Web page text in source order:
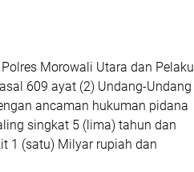
Morowali Utara dan Pelaku
609 ayat (2) Undang-Undang
ancaman hukuman pidana
singkat 5 (lima) tahun dan
1 (satu) Milyar rupiah dan